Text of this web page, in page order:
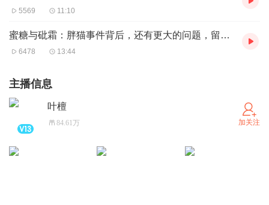
本周檀几条，正文部分如下：
#01
付，每天大招不断。
5月17日，全国切实做好保交房工作视频会议召开，对口最
高负责人表示：打好商品住房烂尾风险处置攻坚战，扎实推
5569 11:10
蜜糖与砒霜：胖猫事件背后，还有更大的问题，留给我们的时间不多了
6478 13:44
主播信息
叶檀
84.61万 加关注